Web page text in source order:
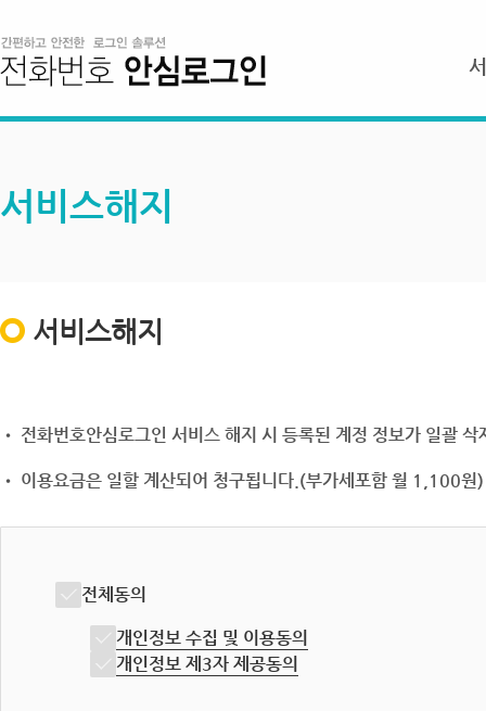
서비스해지
서비스해지
• 전화번호안심로그인 서비스 해지 시 등록된 계정 정보가 일괄
• 이용요금은 일할 계산되어 청구됩니다.(부가세포함 월 1,100원)
전체동의
개인정보 수집 및 이용동의
개인정보 제3자 제공동의